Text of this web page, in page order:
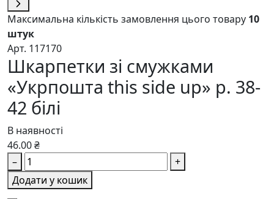
Максимальна кількість замовлення цього товару 10
штук
Арт. 117170
Шкарпетки зі смужками
«Укрпошта this side up» р. 38-
42 білі
В наявності
46.00 ₴
–
+
Додати у кошик